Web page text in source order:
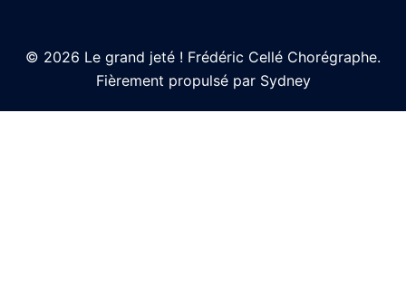
© 2026 Le grand jeté ! Frédéric Cellé Chorégraphe.
Fièrement propulsé par Sydney